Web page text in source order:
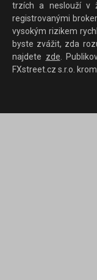
trzích a neslouží v
registrovanými
vysokým rizikem
byste zvážit, zda
najdete zde.
FXstreet.cz s.r.o.